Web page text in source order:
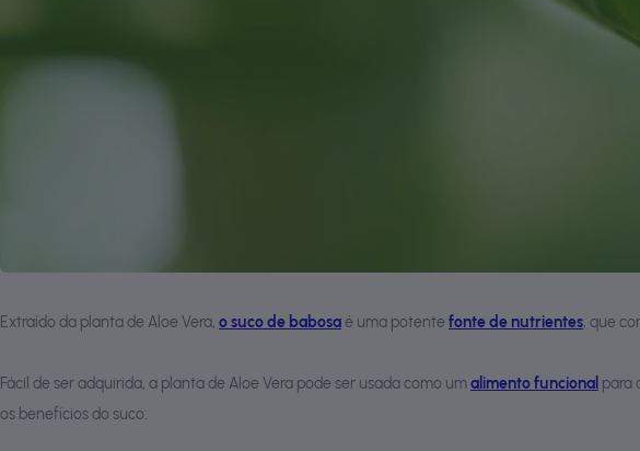
Extraído da planta de Aloe Vera, o suco de babosaé uma potente fonte de nutrientes, que
Fácil de ser adquirida, a planta de Aloe Vera pode ser usada como umalimento funcional para
os benefícios do suco: